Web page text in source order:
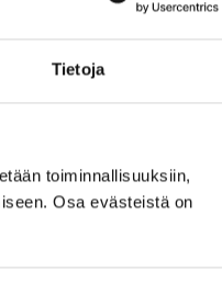
Tietoja
toiminnallisuuksiin,
Osa evästeistä on